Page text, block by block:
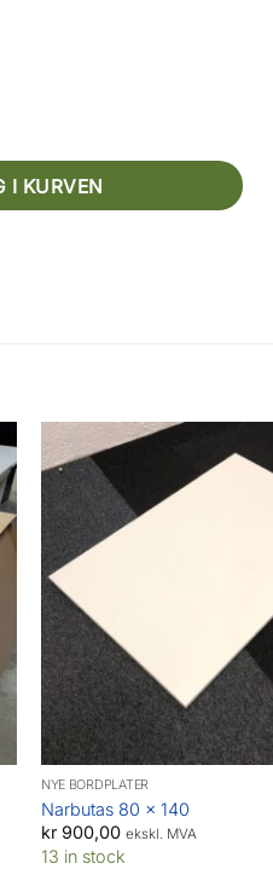
quantity
I KURVEN
NYE BORDPLATER
Narbutas 80 x 140
kr900,00 ekskl. MVA
13 in stock